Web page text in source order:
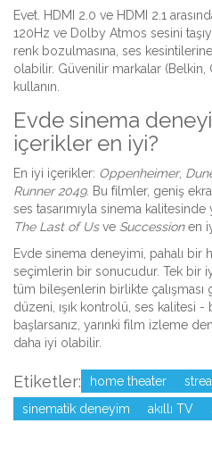
Evet. HDMI 2.0 ve HDMI 2.1
120Hz ve Dolby Atmos sesini
renk bozulmasına, ses
olabilir. Güvenilir markalar
kullanın.
Evde sinema
içerikler en iyi?
En iyi içerikler: Oppenheimer,
Runner 2049. Bu filmler, geniş
ses tasarımıyla sinema kalitesinde
The Last of Usve Successionen
Evde sinema deneyimi, pahalı bir
seçimlerin bir sonucudur. Tek bir
tüm bileşenlerin birlikte
düzeni, ışık kontrolü, ses kalitesi -
başlarsanız, yarınki film izleme
daha iyi olabilir.
Etiketler: home theater
sinematik deneyim
akıllı TV